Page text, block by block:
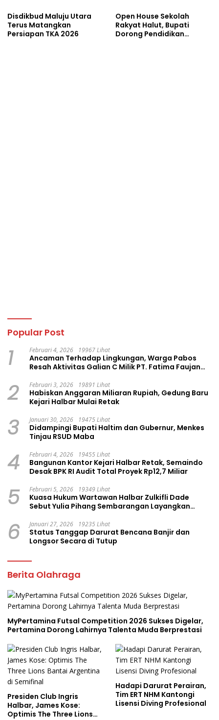
Disdikbud Maluju Utara
Terus Matangkan
Persiapan TKA 2026
Open House Sekolah
Rakyat Halut, Bupati
Dorong Pendidikan
Popular Post
1 Februari 4, 2026 19967 Lihat
Ancaman Terhadap Lingkungan, Warga Pabos
Resah Aktivitas Galian C Milik PT. Fatima Faujan
2 Februari 3, 2026 19891 Lihat
Habiskan Anggaran Miliaran Rupiah, Gedung Baru
Kejari Halbar Mulai Retak
3 Januari 30, 2026 19475 Lihat
Didampingi Bupati Haltim dan Gubernur, Menkes
Tinjau RSUD Maba
4 Februari 4, 2026 19455 Lihat
Bangunan Kantor Kejari Halbar Retak, Semaindo
Desak BPK RI Audit Total Proyek Rp12,7 Miliar
5 Februari 5, 2026 19349 Lihat
Kuasa Hukum Wartawan Halbar Zulkifli Dade
Sebut Yulia Pihang Sembarangan Layangkan
6 Januari 27, 2026 19235 Lihat
Status Tanggap Darurat Bencana Banjir dan
Longsor Secara di Tutup
Berita Olahraga
MyPertamina Futsal Competition 2026 Sukses Digelar,
Pertamina Dorong Lahirnya Talenta Muda Berprestasi
Presiden Club Ingris
Halbar, James Kose:
Optimis The Three Lions
Hadapi Darurat Perairan,
Tim ERT NHM Kantongi
Lisensi Diving Profesional